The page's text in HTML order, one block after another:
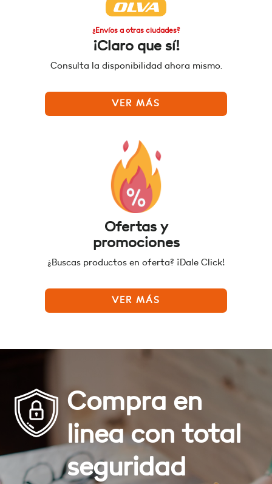
¿Envíos a otras ciudades?
¡Claro que sí!
Consulta la disponibilidad ahora mismo.
VER MÁS
Ofertas y
promociones
¿Buscas productos en oferta? ¡Dale Click!
VER MÁS
Compra en
linea con total
seguridad